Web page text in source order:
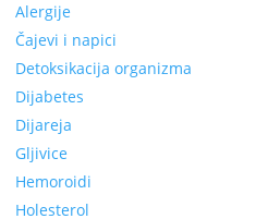
Alergije
Čajevi i napici
Detoksikacija organizma
Dijabetes
Dijareja
Gljivice
Hemoroidi
Holesterol